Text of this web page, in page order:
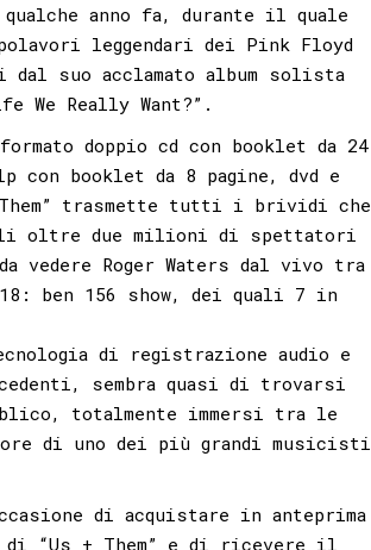
anno fa, durante il quale
leggendari dei Pink Floyd
suo acclamato album solista
We Really Want?”.
doppio cd con booklet da 24
con booklet da 8 pagine, dvd e
trasmette tutti i brividi che
gli oltre due milioni di spettatori
vedere Roger Waters dal vivo tra
ben 156 show, dei quali 7 in
di registrazione audio e
sembra quasi di trovarsi
totalmente immersi tra le
di uno dei più grandi musicisti
di acquistare in anteprima
“Us + Them” e di ricevere il